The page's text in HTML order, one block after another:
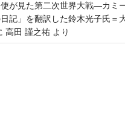
が見た第二次世界大戦―カミ
記」を翻訳した鈴木光子氏＝
高田 謹之祐より